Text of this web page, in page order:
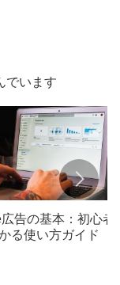
でいます
告の基本：初心者
る使い方ガイド